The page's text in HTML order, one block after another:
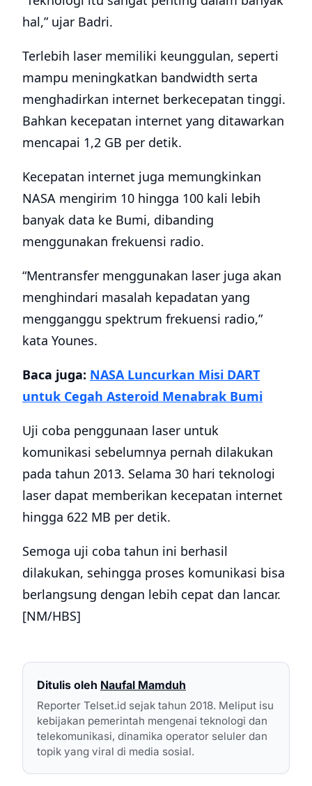
hal,” ujar Badri.
Terlebih laser memiliki keunggulan, seperti
mampu meningkatkan bandwidth serta
menghadirkan internet berkecepatan tinggi.
Bahkan kecepatan internet yang ditawarkan
mencapai 1,2 GB per detik.
Kecepatan internet juga memungkinkan
NASA mengirim 10 hingga 100 kali lebih
banyak data ke Bumi, dibanding
menggunakan frekuensi radio.
“Mentransfer menggunakan laser juga akan
menghindari masalah kepadatan yang
mengganggu spektrum frekuensi radio,”
kata Younes.
Baca juga: NASA Luncurkan Misi DART
untuk Cegah Asteroid Menabrak Bumi
Uji coba penggunaan laser untuk
komunikasi sebelumnya pernah dilakukan
pada tahun 2013. Selama 30 hari teknologi
laser dapat memberikan kecepatan internet
hingga 622 MB per detik.
Semoga uji coba tahun ini berhasil
dilakukan, sehingga proses komunikasi bisa
berlangsung dengan lebih cepat dan lancar.
[NM/HBS]
Ditulis oleh Naufal Mamduh
Reporter Telset.id sejak tahun 2018. Meliput isu
kebijakan pemerintah mengenai teknologi dan
telekomunikasi, dinamika operator seluler dan
topik yang viral di media sosial.